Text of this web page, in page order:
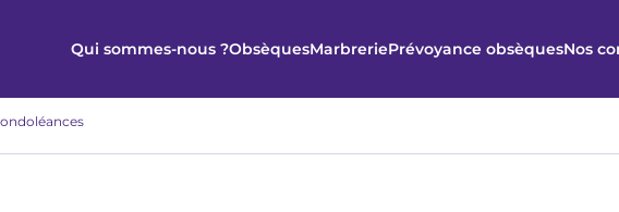
Qui sommes-nous ?ObsèquesMarbreriePrévoyance obsèquesNos